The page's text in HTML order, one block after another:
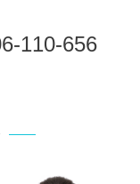
110-656